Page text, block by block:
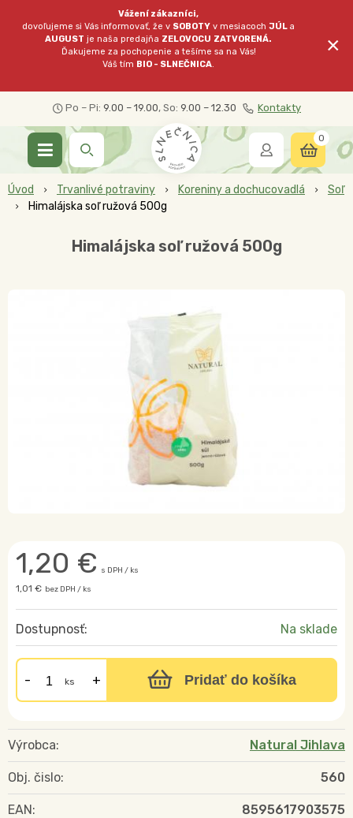
Vážení zákazníci,
dovoľujeme si Vás informovať, že v SOBOTY v mesiacochJÚL a
AUGUST je naša predajňa ZELOVOCU ZATVORENÁ.
Ďakujeme za pochopenie a tešíme sa na Vás!
Váš tím BIO - SLNEČNICA.
×
Po – Pi: 9.00 – 19.00, So: 9.00 – 12.30 Kontakty
0
Úvod Trvanlivé potraviny Koreniny a dochucovadlá
Soľ
Himalájska soľ ružová 500g
Himalájska soľ ružová 500g
1,20 € s DPH / ks
1,01 € bez DPH / ks
Dostupnosť: Na sklade
ks Pridať do košíka
Výrobca: Natural Jihlava
Obj. čislo: 560
EAN: 8595617903575